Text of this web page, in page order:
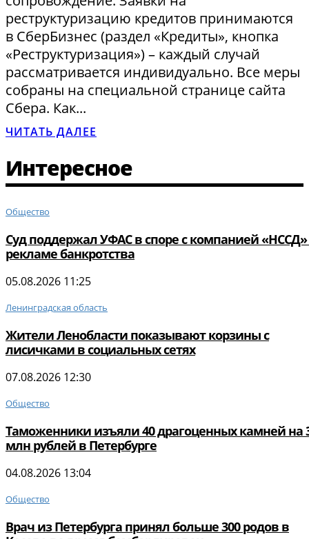
реструктуризацию кредитов принимаются
в СберБизнес (раздел «Кредиты», кнопка
«Реструктуризация») – каждый случай
рассматривается индивидуально. Все меры
собраны на специальной странице сайта
Сбера. Как...
ЧИТАТЬ ДАЛЕЕ
Интересное
Общество
Суд поддержал УФАС в споре с компанией «НССД»
рекламе банкротства
05.08.2026 11:25
Ленинградская область
Жители Ленобласти показывают корзины с
лисичками в социальных сетях
07.08.2026 12:30
Общество
Таможенники изъяли 40 драгоценных камней на
млн рублей в Петербурге
04.08.2026 13:04
Общество
Врач из Петербурга принял больше 300 родов в